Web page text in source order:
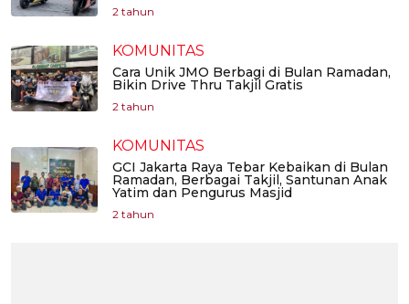
2 tahun
KOMUNITAS
Cara Unik JMO Berbagi di Bulan Ramadan,
Bikin Drive Thru Takjil Gratis
2 tahun
KOMUNITAS
GCI Jakarta Raya Tebar Kebaikan di Bulan
Ramadan, Berbagai Takjil, Santunan Anak
Yatim dan Pengurus Masjid
2 tahun